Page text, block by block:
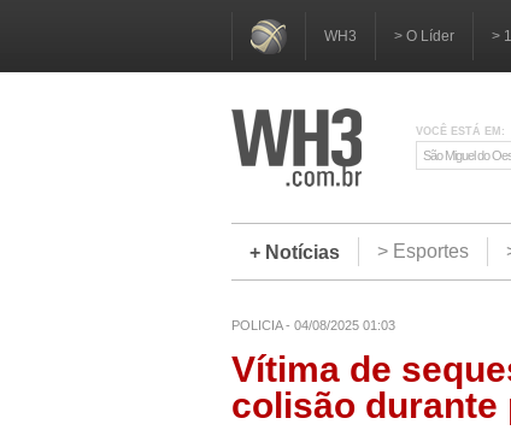
WH3 > O Líder >
VOCÊ ESTÁ EM:
São Miguel do
+ Notícias
> Esportes
POLICIA - 04/08/2025 01:03
Vítima de
colisão durante